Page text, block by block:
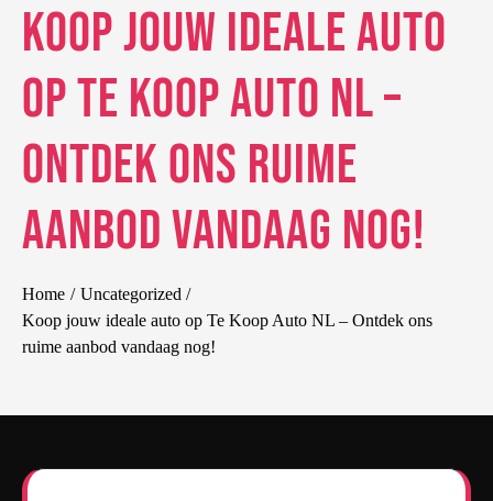
Koop jouw ideale auto
op Te Koop Auto NL –
Ontdek ons ruime
aanbod vandaag nog!
Home
Uncategorized
Koop jouw ideale auto op Te Koop Auto NL – Ontdek ons
ruime aanbod vandaag nog!